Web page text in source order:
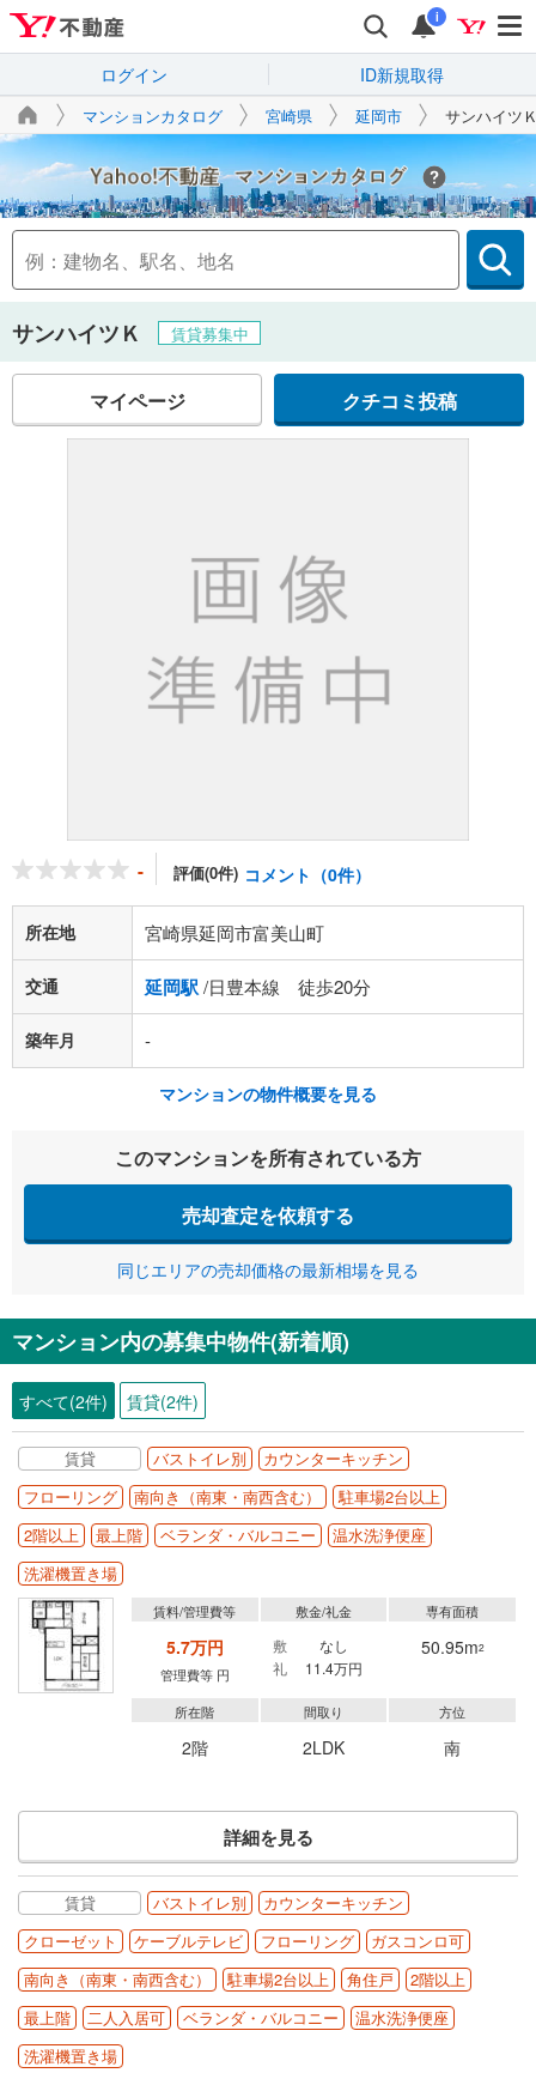
i
ログイン ID新規取得
マンションカタログ 宮崎県 延岡市 サンハイツ
Yahoo!不動産
サンハイツＫ 賃貸募集中
マイページ クチコミ投稿
- 評価(0件) コメント（0件）
所在地 宮崎県延岡市富美山町
交通 延岡駅/日豊本線 徒歩20分
築年月 -
マンションの物件概要を見る
このマンションを所有されている方
売却査定を依頼する
同じエリアの売却価格の最新相場を見る
マンション内の募集中物件(新着順)
すべて(2件) 賃貸(2件)
賃貸 バストイレ別
カウンターキッチン
フローリング
南向き（南東・南西含む）
駐車場2台以上
2階以上
最上階 ベランダ・バルコニー
温水洗浄便座
洗濯機置き場
賃料/管理費等
5.7万円
管理費等 円
敷金/礼金
敷
なし
礼
11.4万円
専有面積
50.95m2
所在階
2階
間取り
2LDK
方位
南
詳細を見る
賃貸 バストイレ別
カウンターキッチン
クローゼット
ケーブルテレビ フローリング
ガスコンロ可
南向き（南東・南西含む）
駐車場2台以上 角住戸
2階以上
最上階
二人入居可 ベランダ・バルコニー
温水洗浄便座
洗濯機置き場